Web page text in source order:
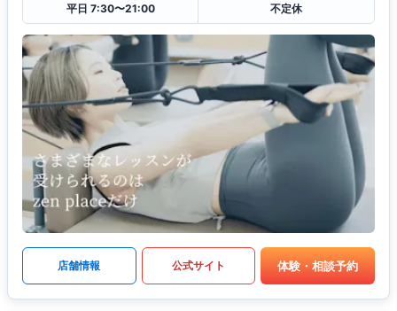
平日 7:30〜21:00
不定休
店舗情報 公式サイト 体験・相談予約